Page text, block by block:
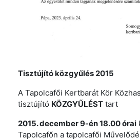
Tisztújító közgyűlés 2015
A Tapolcafői Kertbarát Kör
tisztújító KÖZGYŰLÉST tart
2015. december 9-én 18.00 órai
Tapolcafőn a tapolcafői